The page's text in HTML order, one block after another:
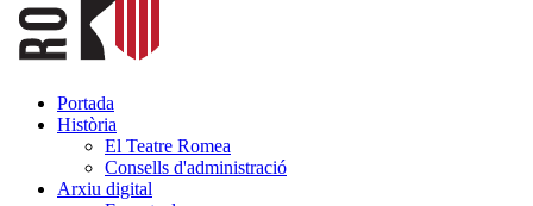
Portada
Història
El Teatre Romea
Consells d'administració
Arxiu digital